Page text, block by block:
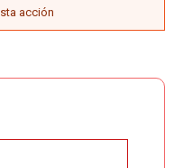
acción